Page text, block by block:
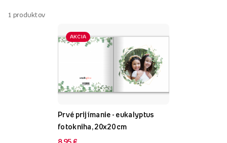
1 produktov
AKCIA
Prvé prijímanie - eukalyptus
fotokniha, 20x20 cm